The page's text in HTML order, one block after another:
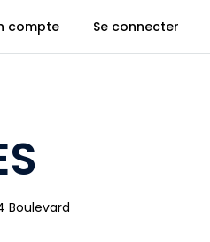
compte Se connecter
Boulevard